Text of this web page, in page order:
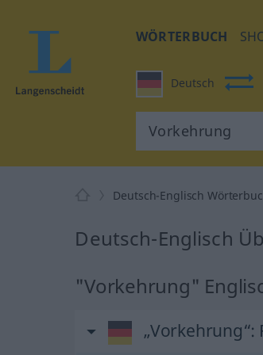
WÖRTERBUCH
Deutsch
Deutsch-Englisch
Deutsch-Englisch
"Vorkehrung"
„Vorkehrung“: